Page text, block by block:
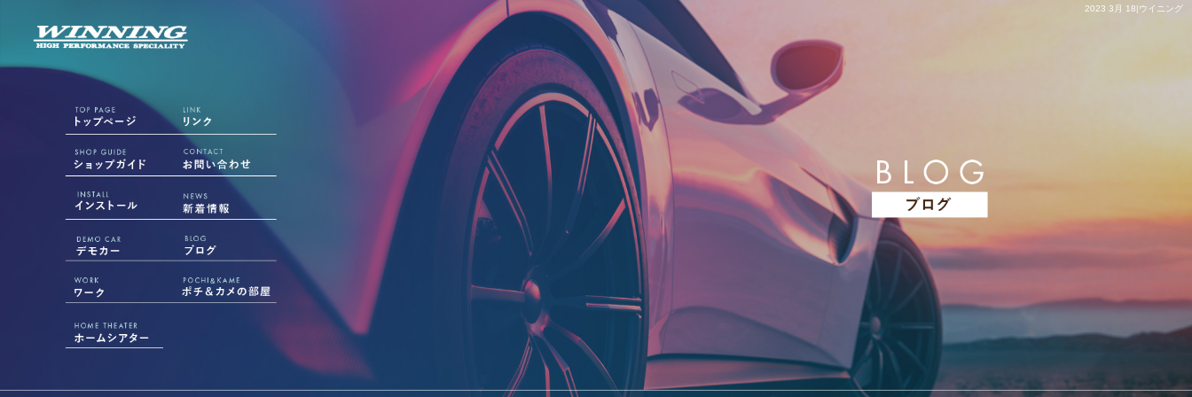
2023 3月 18|ウイニング